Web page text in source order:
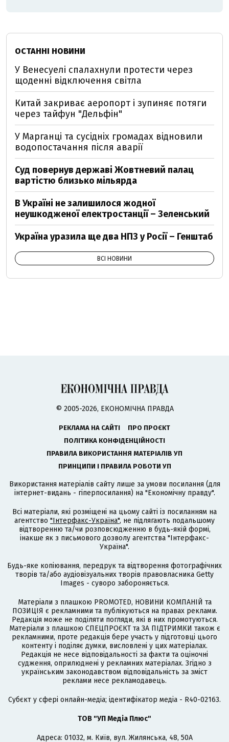
ОСТАННІ НОВИНИ
У Венесуелі спалахнули протести через
щоденні відключення світла
Китай закриває аеропорт і зупиняє потяги
через тайфун "Дельфін"
У Марганці та сусідніх громадах відновили
водопостачання після аварії
Суд повернув державі Жовтневий палац
вартістю близько мільярда
В Україні не залишилося жодної
неушкодженої електростанції – Зеленський
Україна уразила ще два НПЗ у Росії – Генштаб
ВСІ НОВИНИ
© 2005-2026, ЕКОНОМІЧНА ПРАВДА
РЕКЛАМА НА САЙТІ
ПРО ПРОЄКТ
ПОЛІТИКА КОНФІДЕНЦІЙНОСТІ
ПРАВИЛА ВИКОРИСТАННЯ МАТЕРІАЛІВ УП
ПРИНЦИПИ І ПРАВИЛА РОБОТИ УП
Використання матеріалів сайту лише за умови посилання (для
інтернет-видань - гіперпосилання) на "Економічну правду".
Всі матеріали, які розміщені на цьому сайті із посиланням на
агентство "Інтерфакс-Україна", не підлягають подальшому
відтворенню та/чи розповсюдженню в будь-якій формі,
інакше як з письмового дозволу агентства "Інтерфакс-
Україна".
Будь-яке копіювання, передрук та відтворення фотографічних
творів та/або аудіовізуальних творів правовласника Getty
Images - суворо забороняється.
Матеріали з плашкою PROMOTED, НОВИНИ КОМПАНІЙ та
ПОЗИЦІЯ є рекламними та публікуються на правах реклами.
Редакція може не поділяти погляди, які в них промотуються.
Матеріали з плашкою СПЕЦПРОЄКТ та ЗА ПІДТРИМКИ також є
рекламними, проте редакція бере участь у підготовці цього
контенту і поділяє думки, висловлені у цих матеріалах.
Редакція не несе відповідальності за факти та оціночні
судження, оприлюднені у рекламних матеріалах. Згідно з
українським законодавством відповідальність за зміст
реклами несе рекламодавець.
Cубєкт у сфері онлайн-медіа; ідентифікатор медіа - R40-02163.
ТОВ "УП Медіа Плюс"
Адреса: 01032, м. Київ, вул. Жилянська, 48, 50А